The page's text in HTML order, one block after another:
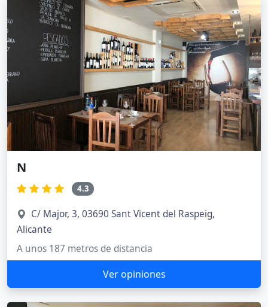
N
4.3
C/ Major, 3, 03690 Sant Vicent del Raspeig,
Alicante
A unos 187 metros de distancia
Ver opiniones